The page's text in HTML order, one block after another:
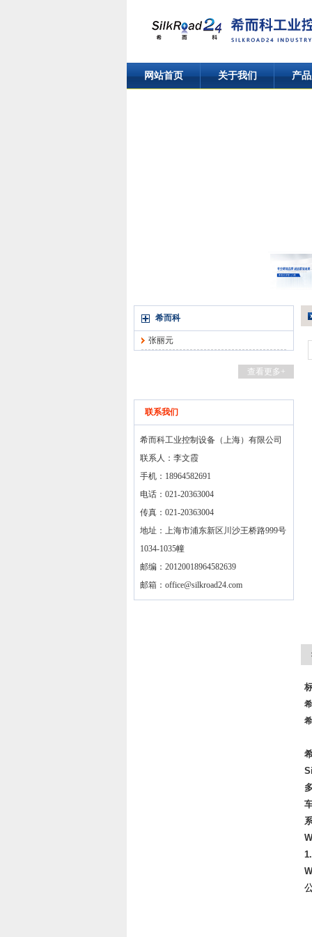
网站首页 关于我们 产
希而科
张丽元
查看更多+
联系我们
希而科工业控制设备（上海）有限公司
联系人：李文霞
手机：18964582691
电话：021-20363004
传真：021-20363004
地址：上海市浦东新区川沙王桥路999号
1034-1035幢
邮编：20120018964582639
邮箱： office@silkroad24.com